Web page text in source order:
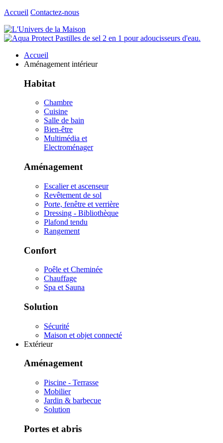
Accueil Contactez-nous
Accueil
Aménagement intérieur
Habitat
Chambre
Cuisine
Salle de bain
Bien-être
Multimédia et
Electroménager
Aménagement
Escalier et ascenseur
Revêtement de sol
Porte, fenêtre et verrière
Dressing - Bibliothèque
Plafond tendu
Rangement
Confort
Poêle et Cheminée
Chauffage
Spa et Sauna
Solution
Sécurité
Maison et objet connecté
Extérieur
Aménagement
Piscine - Terrasse
Mobilier
Jardin & barbecue
Solution
Portes et abris